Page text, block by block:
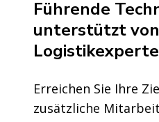
unterstützt von
Logistikexperten
zusätzliche
Robinson Managed